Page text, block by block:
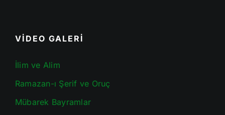
VİDEO GALERİ
İlim ve Alim
Ramazan-ı Şerif ve Oruç
Mübarek Bayramlar